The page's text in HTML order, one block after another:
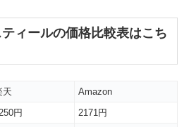
ィールの価格比較表はこち
天
Amazon
円
2171円